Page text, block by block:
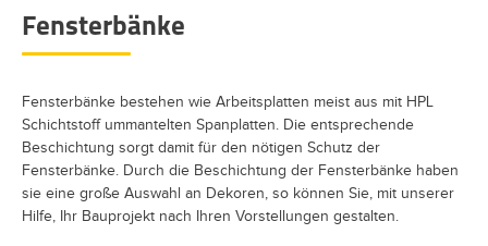
Fensterbänke
Fensterbänke bestehen wie Arbeitsplatten meist aus mit HPL
Schichtstoff ummantelten Spanplatten. Die entsprechende
Beschichtung sorgt damit für den nötigen Schutz der
Fensterbänke. Durch die Beschichtung der Fensterbänke haben
sie eine große Auswahl an Dekoren, so können Sie, mit unserer
Hilfe, Ihr Bauprojekt nach Ihren Vorstellungen gestalten.